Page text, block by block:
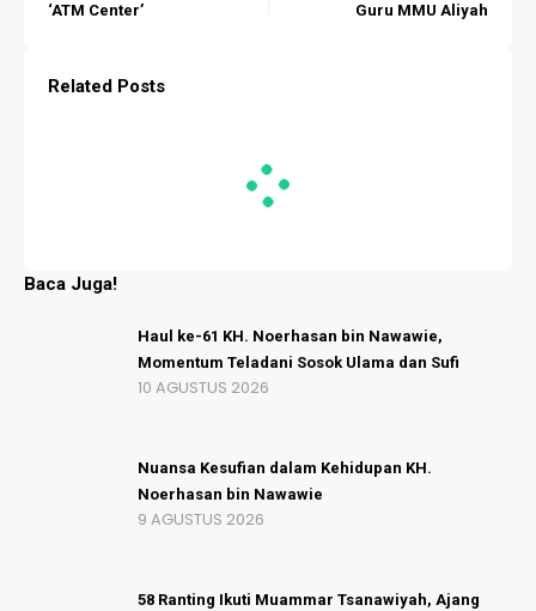
‘ATM Center’
Guru MMU Aliyah
Related Posts
Baca Juga!
Haul ke-61 KH. Noerhasan bin Nawawie,
Momentum Teladani Sosok Ulama dan Sufi
10 AGUSTUS 2026
Nuansa Kesufian dalam Kehidupan KH.
Noerhasan bin Nawawie
9 AGUSTUS 2026
58 Ranting Ikuti Muammar Tsanawiyah, Ajang